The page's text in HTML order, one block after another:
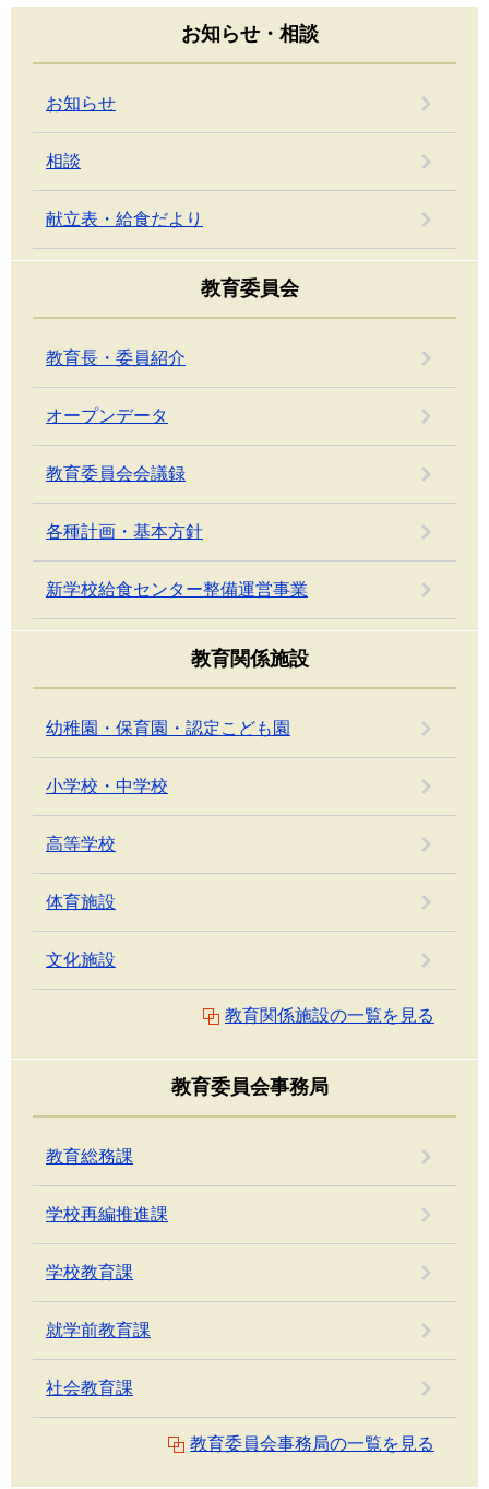
お知らせ・相談
お知らせ
相談
献立表・給食だより
教育委員会
教育長・委員紹介
オープンデータ
教育委員会会議録
各種計画・基本方針
新学校給食センター整備運営事業
教育関係施設
幼稚園・保育園・認定こども園
小学校・中学校
高等学校
体育施設
文化施設
教育関係施設の一覧を見る
教育委員会事務局
教育総務課
学校再編推進課
学校教育課
就学前教育課
社会教育課
教育委員会事務局の一覧を見る